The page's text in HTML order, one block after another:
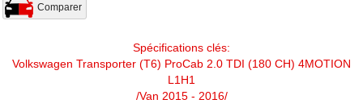
Comparer
Spécifications clés:
Volkswagen Transporter (T6) ProCab 2.0 TDI (180 CH) 4MOTION
L1H1
/Van 2015 - 2016/